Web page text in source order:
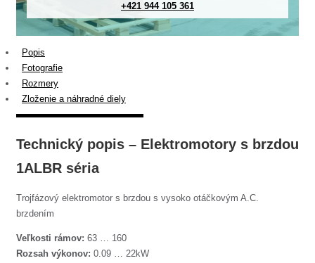
+421 944 105 361
Popis
Fotografie
Rozmery
Zloženie a náhradné diely
Technický popis – Elektromotory s brzdou
1ALBR séria
Trojfázový elektromotor s brzdou s vysoko otáčkovým A.C.
brzdením
Veľkosti rámov: 63 … 160
Rozsah výkonov: 0.09 … 22kW